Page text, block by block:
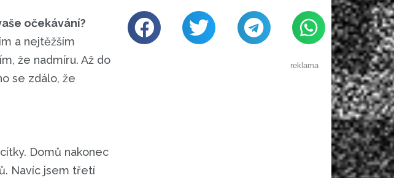
očekávání?
a nejtěžším
že nadmíru. Až do
se zdálo, že
Domů nakonec
Navíc jsem třetí
reklama